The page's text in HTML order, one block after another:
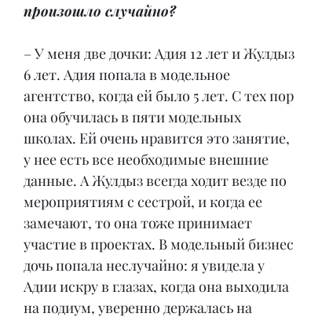
произошло случайно?
– У меня две дочки: Адия 12 лет и Жулдыз
6 лет. Адия попала в модельное
агентство, когда ей было 5 лет. С тех пор
она обучилась в пяти модельных
школах. Ей очень нравится это занятие,
у нее есть все необходимые внешние
данные. А Жулдыз всегда ходит везде по
мероприятиям с сестрой, и когда ее
замечают, то она тоже принимает
участие в проектах. В модельный бизнес
дочь попала неслучайно: я увидела у
Адии искру в глазах, когда она выходила
на подиум, уверенно держалась на